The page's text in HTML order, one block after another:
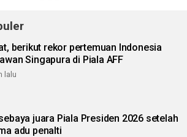
berikut rekor pertemuan Indonesia
Singapura di Piala AFF
lalu
juara Piala Presiden 2026 setelah
adu penalti